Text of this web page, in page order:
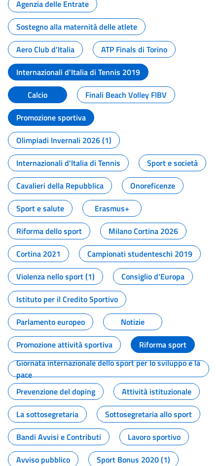
Agenzia delle Entrate
Sostegno alla maternità delle atlete
Aero Club d'Italia
ATP Finals di Torino
Internazionali d'Italia di Tennis 2019
Calcio
Finali Beach Volley FIBV
Promozione sportiva
Olimpiadi Invernali 2026 (1)
Internazionali d'Italia di Tennis
Sport e società
Cavalieri della Repubblica
Onoreficenze
Sport e salute
Erasmus+
Riforma dello sport
Milano Cortina 2026
Cortina 2021
Campionati studenteschi 2019
Violenza nello sport (1)
Consiglio d'Europa
Istituto per il Credito Sportivo
Parlamento europeo
Notizie
Promozione attività sportiva
Riforma sport
Giornata internazionale dello sport per lo sviluppo e la
pace
Prevenzione del doping
Attività istituzionale
La sottosegretaria
Sottosegretaria allo sport
Bandi Avvisi e Contributi
Lavoro sportivo
Avviso pubblico
Sport Bonus 2020 (1)